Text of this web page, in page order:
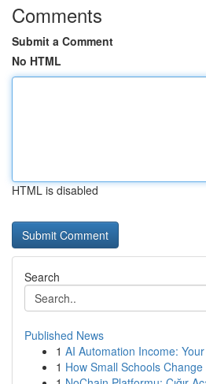
Comments
Submit a Comment
No HTML
HTML is disabled
Search
Published News
1 AI Automation Income:
1 How Small Schools